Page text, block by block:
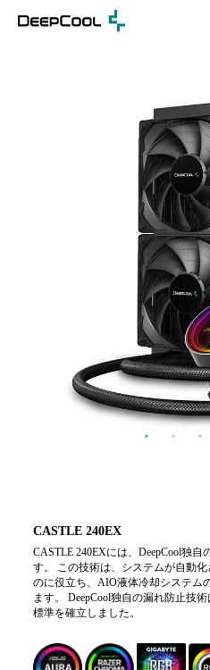
CASTLE 240EX
CASTLE 240EXには、DeepCool独
す。 この技術は、システムが自動
のに役立ち、AIO液体冷却システム
ます。 DeepCool独自の漏れ防止技
標準を確立しました。